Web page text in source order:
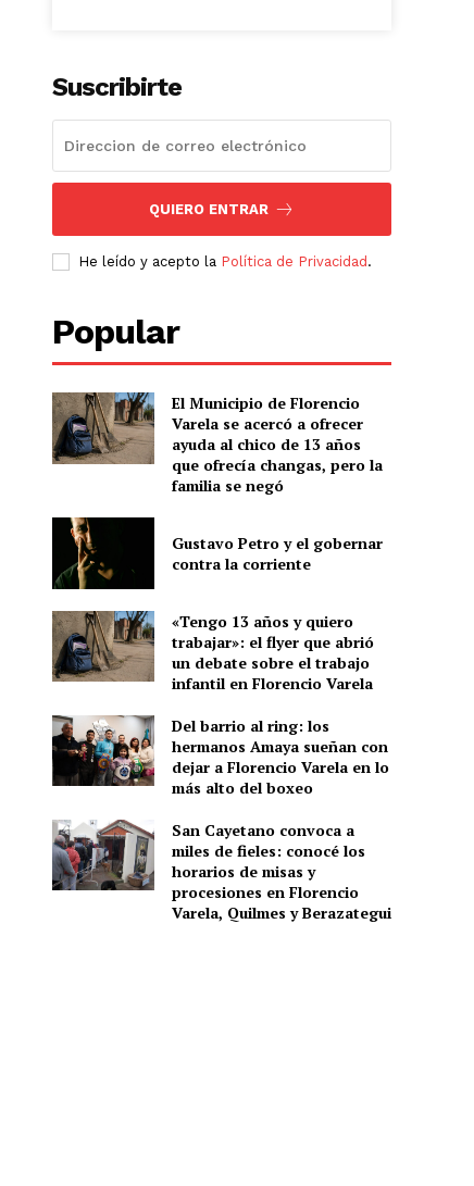
Suscribirte
QUIERO ENTRAR
He leído y acepto la Política de Privacidad .
Popular
El Municipio de Florencio
Varela se acercó a ofrecer
ayuda al chico de 13 años
que ofrecía changas, pero la
familia se negó
Gustavo Petro y el gobernar
contra la corriente
«Tengo 13 años y quiero
trabajar»: el flyer que abrió
un debate sobre el trabajo
infantil en Florencio Varela
Del barrio al ring: los
hermanos Amaya sueñan con
dejar a Florencio Varela en lo
más alto del boxeo
San Cayetano convoca a
miles de fieles: conocé los
horarios de misas y
procesiones en Florencio
Varela, Quilmes y Berazategui